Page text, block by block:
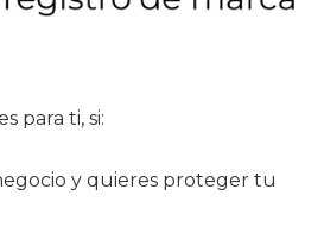
para ti, si:
y quieres proteger tu